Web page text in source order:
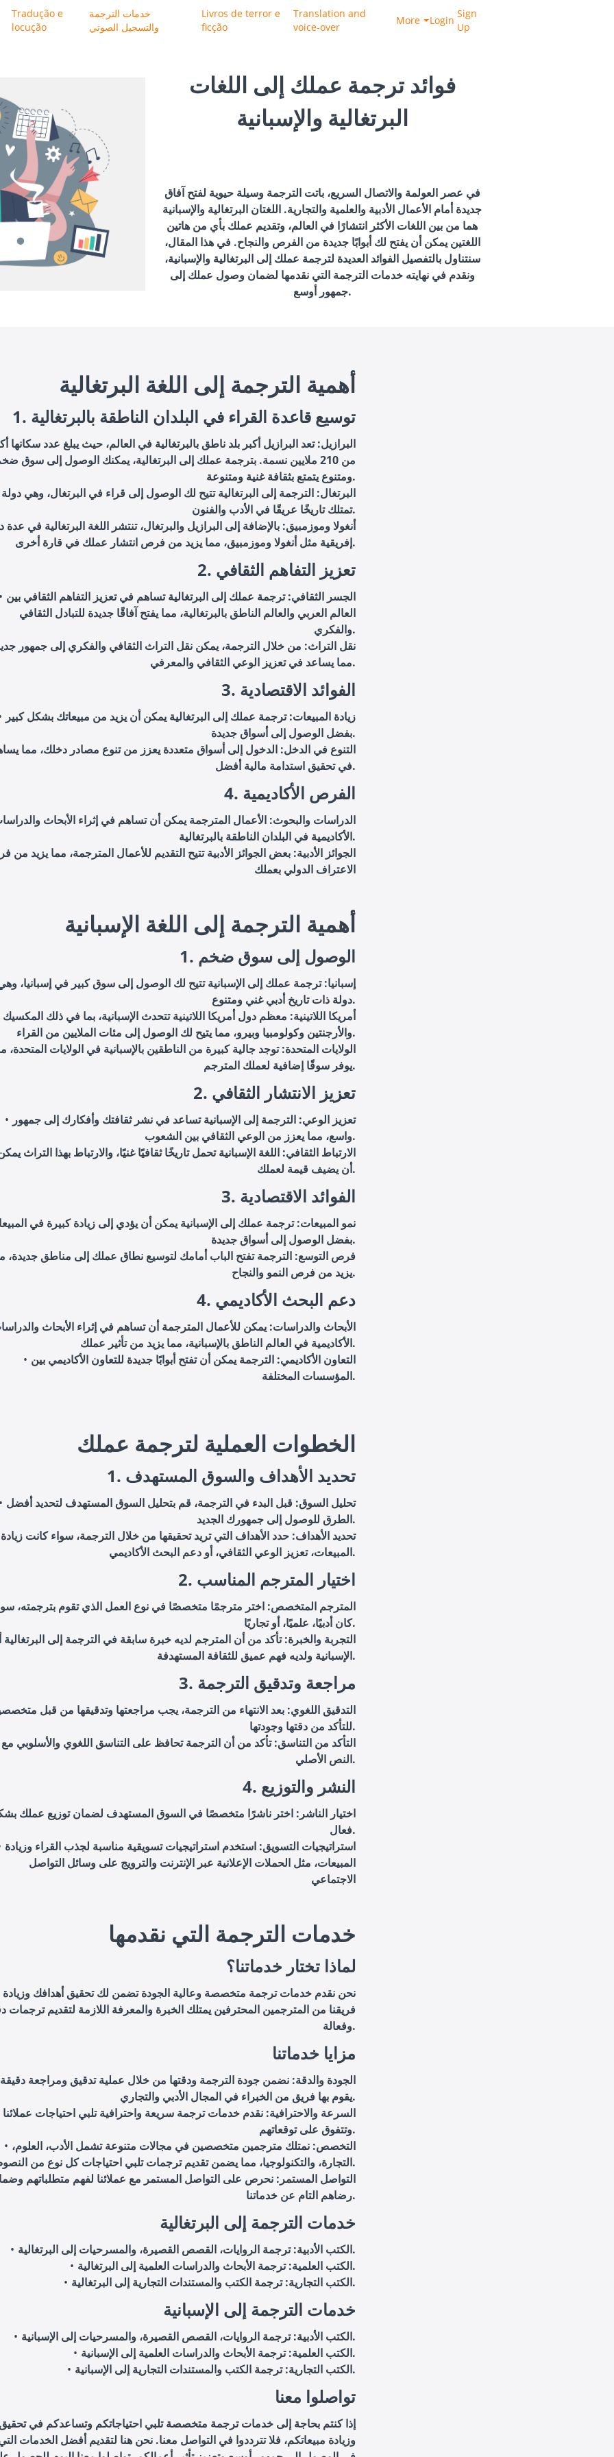
Tradução e
locução
خدمات الترجمة
والتسجيل الصوتي
Livros de terror e
ficção
Translation and
voice-over
More Login
Sign
Up
فوائد ترجمة عملك إلى اللغات
البرتغالية والإسبانية
في عصر العولمة والاتصال السريع، باتت الترجمة وسيلة حيوية لفتح آفاق
جديدة أمام الأعمال الأدبية والعلمية والتجارية. اللغتان البرتغالية والإسبانية
هما من بين اللغات الأكثر انتشارًا في العالم، وتقديم عملك بأي من هاتين
اللغتين يمكن أن يفتح لك أبوابًا جديدة من الفرص والنجاح. في هذا المقال،
سنتناول بالتفصيل الفوائد العديدة لترجمة عملك إلى البرتغالية والإسبانية،
ونقدم في نهايته خدمات الترجمة التي نقدمها لضمان وصول عملك إلى
جمهور أوسع.
أهمية الترجمة إلى اللغة البرتغالية
1. توسيع قاعدة القراء في البلدان الناطقة بالبرتغالية
البرازيل: تعد البرازيل أكبر بلد ناطق بالبرتغالية في العالم، حيث يبلغ عدد سكانها
من 210 ملايين نسمة. بترجمة عملك إلى البرتغالية، يمكنك الوصول إلى سوق
ومتنوع يتمتع بثقافة غنية ومتنوعة.
البرتغال: الترجمة إلى البرتغالية تتيح لك الوصول إلى قراء في البرتغال، وهي دولة
تمتلك تاريخًا عريقًا في الأدب والفنون.
أنغولا وموزمبيق: بالإضافة إلى البرازيل والبرتغال، تنتشر اللغة البرتغالية في
إفريقية مثل أنغولا وموزمبيق، مما يزيد من فرص انتشار عملك في قارة أخرى.
2. تعزيز التفاهم الثقافي
الجسر الثقافي: ترجمة عملك إلى البرتغالية تساهم في تعزيز التفاهم الثقافي بين
العالم العربي والعالم الناطق بالبرتغالية، مما يفتح آفاقًا جديدة للتبادل الثقافي
والفكري.
نقل التراث: من خلال الترجمة، يمكن نقل التراث الثقافي والفكري إلى جمهور
مما يساعد في تعزيز الوعي الثقافي والمعرفي.
3. الفوائد الاقتصادية
زيادة المبيعات: ترجمة عملك إلى البرتغالية يمكن أن يزيد من مبيعاتك بشكل كبير
بفضل الوصول إلى أسواق جديدة.
التنوع في الدخل: الدخول إلى أسواق متعددة يعزز من تنوع مصادر دخلك، مما
في تحقيق استدامة مالية أفضل.
4. الفرص الأكاديمية
الدراسات والبحوث: الأعمال المترجمة يمكن أن تساهم في إثراء الأبحاث
الأكاديمية في البلدان الناطقة بالبرتغالية.
الجوائز الأدبية: بعض الجوائز الأدبية تتيح التقديم للأعمال المترجمة، مما يزيد من
الاعتراف الدولي بعملك
أهمية الترجمة إلى اللغة الإسبانية
1. الوصول إلى سوق ضخم
إسبانيا: ترجمة عملك إلى الإسبانية تتيح لك الوصول إلى سوق كبير في إسبانيا،
دولة ذات تاريخ أدبي غني ومتنوع.
أمريكا اللاتينية: معظم دول أمريكا اللاتينية تتحدث الإسبانية، بما في ذلك المكسيك
والأرجنتين وكولومبيا وبيرو، مما يتيح لك الوصول إلى مئات الملايين من القراء.
الولايات المتحدة: توجد جالية كبيرة من الناطقين بالإسبانية في الولايات المتحدة،
يوفر سوقًا إضافية لعملك المترجم.
2. تعزيز الانتشار الثقافي
تعزيز الوعي: الترجمة إلى الإسبانية تساعد في نشر ثقافتك وأفكارك إلى جمهور
واسع، مما يعزز من الوعي الثقافي بين الشعوب.
الارتباط الثقافي: اللغة الإسبانية تحمل تاريخًا ثقافيًا غنيًا، والارتباط بهذا التراث
أن يضيف قيمة لعملك.
3. الفوائد الاقتصادية
نمو المبيعات: ترجمة عملك إلى الإسبانية يمكن أن يؤدي إلى زيادة كبيرة في
بفضل الوصول إلى أسواق جديدة.
فرص التوسع: الترجمة تفتح الباب أمامك لتوسيع نطاق عملك إلى مناطق جديدة،
يزيد من فرص النمو والنجاح.
4. دعم البحث الأكاديمي
الأبحاث والدراسات: يمكن للأعمال المترجمة أن تساهم في إثراء الأبحاث
الأكاديمية في العالم الناطق بالإسبانية، مما يزيد من تأثير عملك.
التعاون الأكاديمي: الترجمة يمكن أن تفتح أبوابًا جديدة للتعاون الأكاديمي بين
المؤسسات المختلفة.
الخطوات العملية لترجمة عملك
1. تحديد الأهداف والسوق المستهدف
تحليل السوق: قبل البدء في الترجمة، قم بتحليل السوق المستهدف لتحديد أفضل
الطرق للوصول إلى جمهورك الجديد.
تحديد الأهداف: حدد الأهداف التي تريد تحقيقها من خلال الترجمة، سواء كانت زيادة
المبيعات، تعزيز الوعي الثقافي، أو دعم البحث الأكاديمي.
2. اختيار المترجم المناسب
المترجم المتخصص: اختر مترجمًا متخصصًا في نوع العمل الذي تقوم بترجمته،
كان أدبيًا، علميًا، أو تجاريًا.
التجربة والخبرة: تأكد من أن المترجم لديه خبرة سابقة في الترجمة إلى البرتغالية
الإسبانية ولديه فهم عميق للثقافة المستهدفة.
3. مراجعة وتدقيق الترجمة
التدقيق اللغوي: بعد الانتهاء من الترجمة، يجب مراجعتها وتدقيقها من قبل
للتأكد من دقتها وجودتها.
التأكد من التناسق: تأكد من أن الترجمة تحافظ على التناسق اللغوي والأسلوبي مع
النص الأصلي.
4. النشر والتوزيع
اختيار الناشر: اختر ناشرًا متخصصًا في السوق المستهدف لضمان توزيع عملك
فعال.
استراتيجيات التسويق: استخدم استراتيجيات تسويقية مناسبة لجذب القراء وزيادة
المبيعات، مثل الحملات الإعلانية عبر الإنترنت والترويج على وسائل التواصل
الاجتماعي
خدمات الترجمة التي نقدمها
لماذا تختار خدماتنا؟
نحن نقدم خدمات ترجمة متخصصة وعالية الجودة تضمن لك تحقيق أهدافك وزيادة
فريقنا من المترجمين المحترفين يمتلك الخبرة والمعرفة اللازمة لتقديم ترجمات
وفعالة.
مزايا خدماتنا
الجودة والدقة: نضمن جودة الترجمة ودقتها من خلال عملية تدقيق ومراجعة دقيقة
يقوم بها فريق من الخبراء في المجال الأدبي والتجاري.
السرعة والاحترافية: نقدم خدمات ترجمة سريعة واحترافية تلبي احتياجات عملائنا
وتتفوق على توقعاتهم.
التخصص: نمتلك مترجمين متخصصين في مجالات متنوعة تشمل الأدب، العلوم،
التجارة، والتكنولوجيا، مما يضمن تقديم ترجمات تلبي احتياجات كل نوع من النصوص.
التواصل المستمر: نحرص على التواصل المستمر مع عملائنا لفهم متطلباتهم
رضاهم التام عن خدماتنا.
خدمات الترجمة إلى البرتغالية
الكتب الأدبية: ترجمة الروايات، القصص القصيرة، والمسرحيات إلى البرتغالية.
الكتب العلمية: ترجمة الأبحاث والدراسات العلمية إلى البرتغالية.
الكتب التجارية: ترجمة الكتب والمستندات التجارية إلى البرتغالية.
خدمات الترجمة إلى الإسبانية
الكتب الأدبية: ترجمة الروايات، القصص القصيرة، والمسرحيات إلى الإسبانية.
الكتب العلمية: ترجمة الأبحاث والدراسات العلمية إلى الإسبانية.
الكتب التجارية: ترجمة الكتب والمستندات التجارية إلى الإسبانية.
تواصلوا معنا
إذا كنتم بحاجة إلى خدمات ترجمة متخصصة تلبي احتياجاتكم وتساعدكم في
وزيادة مبيعاتكم، فلا تترددوا في التواصل معنا. نحن هنا لتقديم أفضل الخدمات